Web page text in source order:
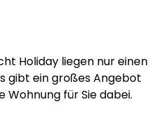
Holiday liegen nur einen
gibt ein großes Angebot
Wohnung für Sie dabei.